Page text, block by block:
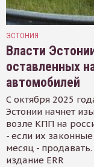
ЭСТОНИЯ
Власти
оставленных
автомобилей
С октября 2025
Эстонии начнет
возле КПП на
- если их
месяц -
издание ERR